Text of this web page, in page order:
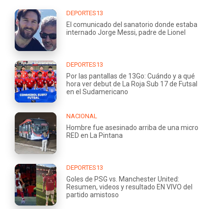
DEPORTES13
El comunicado del sanatorio donde estaba
internado Jorge Messi, padre de Lionel
DEPORTES13
Por las pantallas de 13Go: Cuándo y a qué
hora ver debut de La Roja Sub 17 de Futsal
en el Sudamericano
NACIONAL
Hombre fue asesinado arriba de una micro
RED en La Pintana
DEPORTES13
Goles de PSG vs. Manchester United:
Resumen, videos y resultado EN VIVO del
partido amistoso